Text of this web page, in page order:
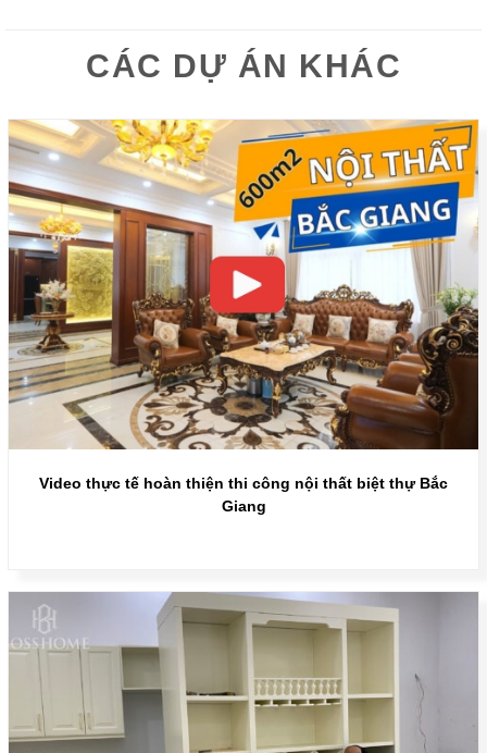
CÁC DỰ ÁN KHÁC
Video thực tế hoàn thiện thi công nội thất biệt thự Bắc
Giang